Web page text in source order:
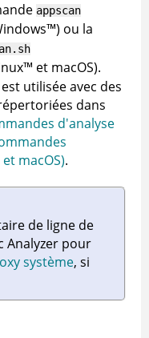
appscan
™) ou la
.sh
™ et macOS).
utilisée avec des
dans
d'analyse
et macOS).
de ligne de
Analyzer pour
système, si